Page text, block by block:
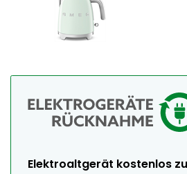
Elektroaltgerät kostenlos